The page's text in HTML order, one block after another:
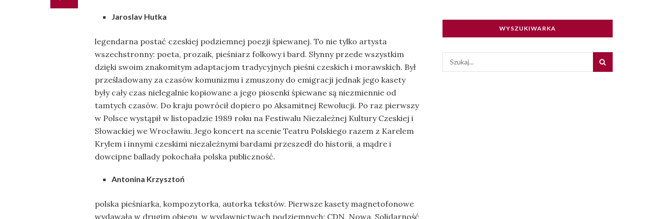
Jaroslav Hutka
legendarna postać czeskiej podziemnej poezji śpiewanej. To nie tylko artysta
wszechstronny: poeta, prozaik, pieśniarz folkowy i bard. Słynny przede wszystkim
dzięki swoim znakomitym adaptacjom tradycyjnych pieśni czeskich i morawskich. Był
prześladowany za czasów komunizmu i zmuszony do emigracji jednak jego kasety
były cały czas nielegalnie kopiowane a jego piosenki śpiewane są niezmiennie od
tamtych czasów. Do kraju powrócił dopiero po Aksamitnej Rewolucji. Po raz pierwszy
w Polsce wystąpił w listopadzie 1989 roku na Festiwalu Niezależnej Kultury Czeskiej i
Słowackiej we Wrocławiu. Jego koncert na scenie Teatru Polskiego razem z Karelem
Krylem i innymi czeskimi niezależnymi bardami przeszedł do historii, a mądre i
dowcipne ballady pokochała polska publiczność.
Antonina Krzysztoń
polska pieśniarka, kompozytorka, autorka tekstów. Pierwsze kasety magnetofonowe
wydawała w drugim obiegu, w wydawnictwach podziemnych: CDN, Nowa, Solidarność
WYSZUKIWARKA